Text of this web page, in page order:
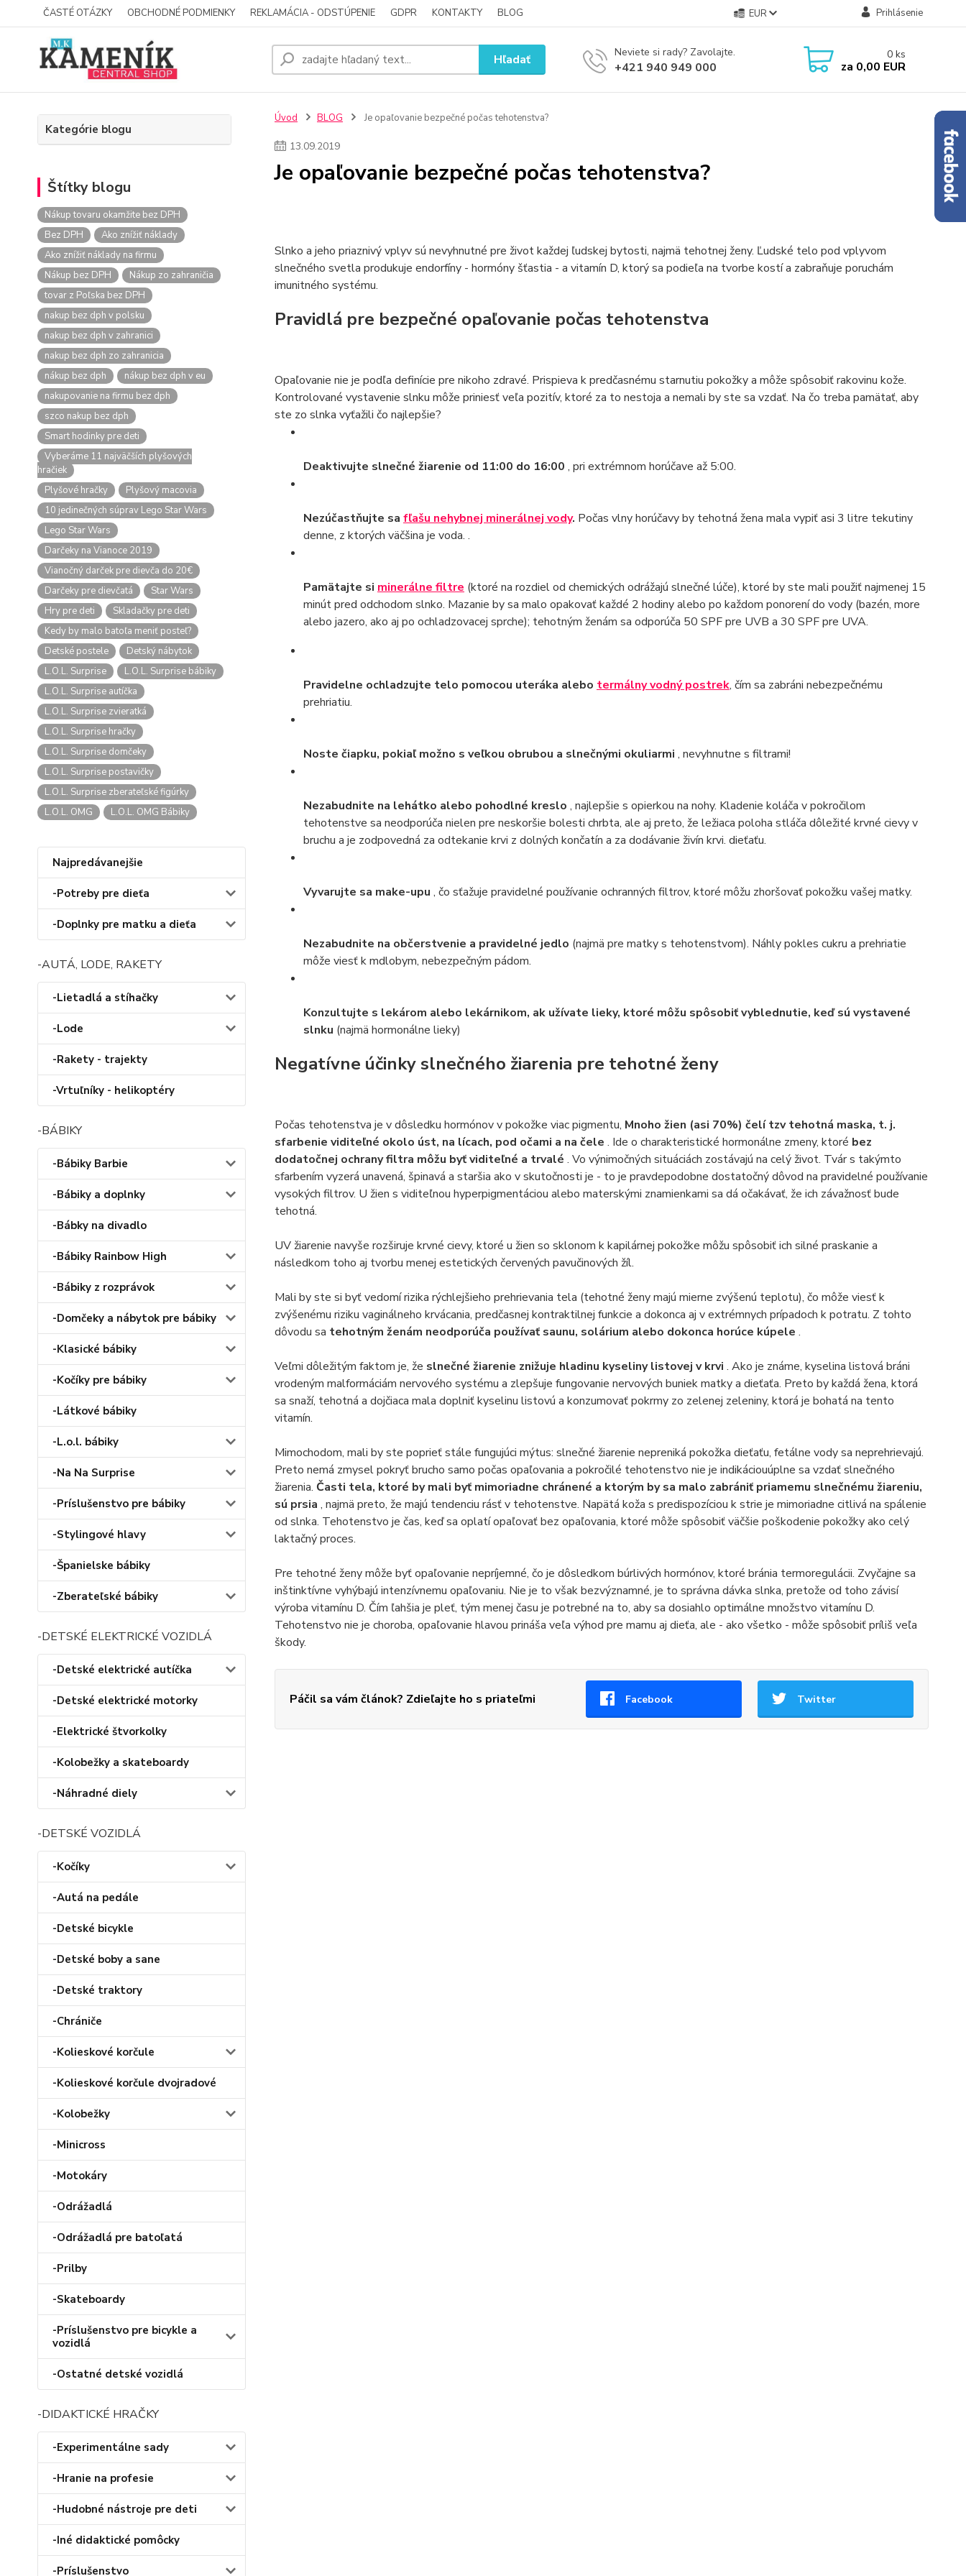
ČASTÉ OTÁZKY OBCHODNÉ PODMIENKY REKLAMÁCIA - ODSTÚPENIE GDPR KONTAKTY BLOG EUR Prihlásenie
Hľadať Neviete si rady? Zavolajte.
+421 940 949 000
0 ks
za 0,00 EUR
Kategórie blogu
Štítky blogu
Nákup tovaru okamžite bez DPH
Bez DPH
Ako znížiť náklady
Ako znížiť náklady na firmu
Nákup bez DPH
Nákup zo zahraničia
tovar z Poľska bez DPH
nakup bez dph v polsku
nakup bez dph v zahranici
nakup bez dph zo zahranicia
nákup bez dph
nákup bez dph v eu
nakupovanie na firmu bez dph
szco nakup bez dph
Smart hodinky pre deti
Vyberáme 11 najväčších plyšových
hračiek
Plyšové hračky
Plyšový macovia
10 jedinečných súprav Lego Star Wars
Lego Star Wars
Darčeky na Vianoce 2019
Vianočný darček pre dievča do 20€
Darčeky pre dievčatá
Star Wars
Hry pre deti
Skladačky pre deti
Kedy by malo batoľa meniť posteľ?
Detské postele
Detský nábytok
L.O.L. Surprise
L.O.L. Surprise bábiky
L.O.L. Surprise autíčka
L.O.L. Surprise zvieratká
L.O.L. Surprise hračky
L.O.L. Surprise domčeky
L.O.L. Surprise postavičky
L.O.L. Surprise zberateľské figúrky
L.O.L. OMG
L.O.L. OMG Bábiky
Najpredávanejšie
-Potreby pre dieťa
-Doplnky pre matku a dieťa
-AUTÁ, LODE, RAKETY
-Lietadlá a stíhačky
-Lode
-Rakety - trajekty
-Vrtuľníky - helikoptéry
-BÁBIKY
-Bábiky Barbie
-Bábiky a doplnky
-Bábky na divadlo
-Bábiky Rainbow High
-Bábiky z rozprávok
-Domčeky a nábytok pre bábiky
-Klasické bábiky
-Kočíky pre bábiky
-Látkové bábiky
-L.o.l. bábiky
-Na Na Surprise
-Príslušenstvo pre bábiky
-Stylingové hlavy
-Španielske bábiky
-Zberateľské bábiky
-DETSKÉ ELEKTRICKÉ VOZIDLÁ
-Detské elektrické autíčka
-Detské elektrické motorky
-Elektrické štvorkolky
-Kolobežky a skateboardy
-Náhradné diely
-DETSKÉ VOZIDLÁ
-Kočíky
-Autá na pedále
-Detské bicykle
-Detské boby a sane
-Detské traktory
-Chrániče
-Kolieskové korčule
-Kolieskové korčule dvojradové
-Kolobežky
-Minicross
-Motokáry
-Odrážadlá
-Odrážadlá pre batoľatá
-Prilby
-Skateboardy
-Príslušenstvo pre bicykle a
vozidlá
-Ostatné detské vozidlá
-DIDAKTICKÉ HRAČKY
-Experimentálne sady
-Hranie na profesie
-Hudobné nástroje pre deti
-Iné didaktické pomôcky
-Príslušenstvo
Úvod BLOG Je opaľovanie bezpečné počas tehotenstva?
13.09.2019
Je opaľovanie bezpečné počas tehotenstva?
Slnko a jeho priaznivý vplyv sú nevyhnutné pre život každej ľudskej bytosti, najmä tehotnej ženy. Ľudské telo pod vplyvom
slnečného svetla produkuje endorfíny - hormóny šťastia - a vitamín D, ktorý sa podieľa na tvorbe kostí a zabraňuje poruchám
imunitného systému.
Pravidlá pre bezpečné opaľovanie počas tehotenstva
Opaľovanie nie je podľa definície pre nikoho zdravé. Prispieva k predčasnému starnutiu pokožky a môže spôsobiť rakovinu kože.
Kontrolované vystavenie slnku môže priniesť veľa pozitív, ktoré za to nestoja a nemali by ste sa vzdať. Na čo treba pamätať, aby
ste zo slnka vyťažili čo najlepšie?
Deaktivujte slnečné žiarenie od 11:00 do 16:00 , pri extrémnom horúčave až 5:00.
Nezúčastňujte sa fľašu nehybnej minerálnej vody. Počas vlny horúčavy by tehotná žena mala vypiť asi 3 litre tekutiny
denne, z ktorých väčšina je voda. .
Pamätajte si minerálne filtre (ktoré na rozdiel od chemických odrážajú slnečné lúče), ktoré by ste mali použiť najmenej 15
minút pred odchodom slnko. Mazanie by sa malo opakovať každé 2 hodiny alebo po každom ponorení do vody (bazén, more
alebo jazero, ako aj po ochladzovacej sprche); tehotným ženám sa odporúča 50 SPF pre UVB a 30 SPF pre UVA.
Pravidelne ochladzujte telo pomocou uteráka alebo termálny vodný postrek, čím sa zabráni nebezpečnému
prehriatiu.
Noste čiapku, pokiaľ možno s veľkou obrubou a slnečnými okuliarmi , nevyhnutne s filtrami!
Nezabudnite na lehátko alebo pohodlné kreslo , najlepšie s opierkou na nohy. Kladenie koláča v pokročilom
tehotenstve sa neodporúča nielen pre neskoršie bolesti chrbta, ale aj preto, že ležiaca poloha stláča dôležité krvné cievy v
bruchu a je zodpovedná za odtekanie krvi z dolných končatín a za dodávanie živín krvi. dieťaťu.
Vyvarujte sa make-upu , čo sťažuje pravidelné používanie ochranných filtrov, ktoré môžu zhoršovať pokožku vašej matky.
Nezabudnite na občerstvenie a pravidelné jedlo (najmä pre matky s tehotenstvom). Náhly pokles cukru a prehriatie
môže viesť k mdlobym, nebezpečným pádom.
Konzultujte s lekárom alebo lekárnikom, ak užívate lieky, ktoré môžu spôsobiť vyblednutie, keď sú vystavené
slnku (najmä hormonálne lieky)
Negatívne účinky slnečného žiarenia pre tehotné ženy
Počas tehotenstva je v dôsledku hormónov v pokožke viac pigmentu, Mnoho žien (asi 70%) čelí tzv tehotná maska, t. j.
sfarbenie viditeľné okolo úst, na lícach, pod očami a na čele . Ide o charakteristické hormonálne zmeny, ktoré bez
dodatočnej ochrany filtra môžu byť viditeľné a trvalé . Vo výnimočných situáciách zostávajú na celý život. Tvár s takýmto
sfarbením vyzerá unavená, špinavá a staršia ako v skutočnosti je - to je pravdepodobne dostatočný dôvod na pravidelné používanie
vysokých filtrov. U žien s viditeľnou hyperpigmentáciou alebo materskými znamienkami sa dá očakávať, že ich závažnosť bude
tehotná.
UV žiarenie navyše rozširuje krvné cievy, ktoré u žien so sklonom k kapilárnej pokožke môžu spôsobiť ich silné praskanie a
následkom toho aj tvorbu menej estetických červených pavučinových žíl.
Mali by ste si byť vedomí rizika rýchlejšieho prehrievania tela (tehotné ženy majú mierne zvýšenú teplotu), čo môže viesť k
zvýšenému riziku vaginálneho krvácania, predčasnej kontraktilnej funkcie a dokonca aj v extrémnych prípadoch k potratu. Z tohto
dôvodu sa tehotným ženám neodporúča používať saunu, solárium alebo dokonca horúce kúpele .
Veľmi dôležitým faktom je, že slnečné žiarenie znižuje hladinu kyseliny listovej v krvi . Ako je známe, kyselina listová bráni
vrodeným malformáciám nervového systému a zlepšuje fungovanie nervových buniek matky a dieťaťa. Preto by každá žena, ktorá
sa snaží, tehotná a dojčiaca mala doplniť kyselinu listovú a konzumovať pokrmy zo zelenej zeleniny, ktorá je bohatá na tento
vitamín.
Mimochodom, mali by ste poprieť stále fungujúci mýtus: slnečné žiarenie nepreniká pokožka dieťaťu, fetálne vody sa neprehrievajú.
Preto nemá zmysel pokryť brucho samo počas opaľovania a pokročilé tehotenstvo nie je indikáciouúplne sa vzdať slnečného
žiarenia. Časti tela, ktoré by mali byť mimoriadne chránené a ktorým by sa malo zabrániť priamemu slnečnému žiareniu,
sú prsia , najmä preto, že majú tendenciu rásť v tehotenstve. Napätá koža s predispozíciou k strie je mimoriadne citlivá na spálenie
od slnka. Tehotenstvo je čas, keď sa oplatí opaľovať bez opaľovania, ktoré môže spôsobiť väčšie poškodenie pokožky ako celý
laktačný proces.
Pre tehotné ženy môže byť opaľovanie nepríjemné, čo je dôsledkom búrlivých hormónov, ktoré bránia termoregulácii. Zvyčajne sa
inštinktívne vyhýbajú intenzívnemu opaľovaniu. Nie je to však bezvýznamné, je to správna dávka slnka, pretože od toho závisí
výroba vitamínu D. Čím ľahšia je pleť, tým menej času je potrebné na to, aby sa dosiahlo optimálne množstvo vitamínu D.
Tehotenstvo nie je choroba, opaľovanie hlavou prináša veľa výhod pre mamu aj dieťa, ale - ako všetko - môže spôsobiť príliš veľa
škody.
Páčil sa vám článok? Zdieľajte ho s priateľmi Facebook Twitter